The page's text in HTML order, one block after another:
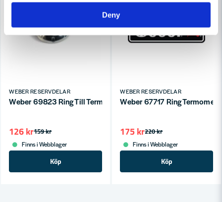
Deny
WEBER RESERVDELAR
Weber 69823 Ring Till Termometer Spirit (2013-)
159 kr
126 kr
Finns i Webblager
Köp
WEBER RESERVDELAR
Weber 67717 Ring
220 kr
175 kr
Finns i Webblager
Köp